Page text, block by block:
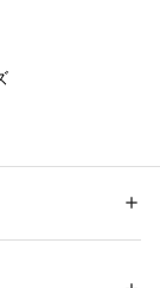
感のあるエン
テル